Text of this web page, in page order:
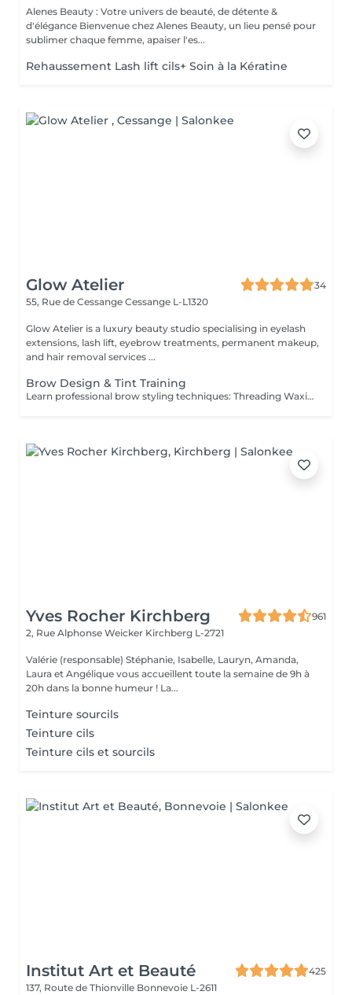
Alenes Beauty : Votre univers de beauté, de détente &
d'élégance Bienvenue chez Alenes Beauty, un lieu pensé pour
sublimer chaque femme, apaiser l'es...
Rehaussement Lash lift cils+ Soin à la Kératine
Glow Atelier
34
55, Rue de Cessange Cessange L-L1320
Glow Atelier is a luxury beauty studio specialising in eyelash
extensions, lash lift, eyebrow treatments, permanent makeup,
and hair removal services ...
Brow Design & Tint Training
Learn professional brow styling techniques: Threading Waxing Brow Shaping Henna Tint Hybrid & Classic Tint Client Consultation Duration: 1 Day (10:0018:00)
Yves Rocher Kirchberg
961
2, Rue Alphonse Weicker Kirchberg L-2721
Valérie (responsable) Stéphanie, Isabelle, Lauryn, Amanda,
Laura et Angélique vous accueillent toute la semaine de 9h à
20h dans la bonne humeur ! La...
Teinture sourcils
Teinture cils
Teinture cils et sourcils
Institut Art et Beauté
425
137, Route de Thionville Bonnevoie L-2611